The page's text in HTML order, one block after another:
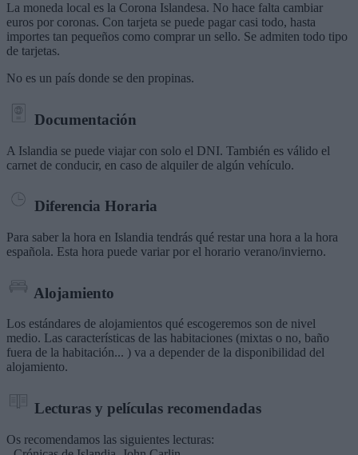
La moneda local es la Corona Islandesa. No hace falta cambiar
euros por coronas. Con tarjeta se puede pagar casi todo, hasta
importes tan pequeños como comprar un sello. Se admiten todo tipo
de tarjetas.
No es un país donde se den propinas.
Documentación
A Islandia se puede viajar con solo el DNI. También es válido el
carnet de conducir, en caso de alquiler de algún vehículo.
Diferencia Horaria
Para saber la hora en Islandia tendrás qué restar una hora a la hora
española. Esta hora puede variar por el horario verano/invierno.
Alojamiento
Los estándares de alojamientos qué escogeremos son de nivel
medio. Las características de las habitaciones (mixtas o no, baño
fuera de la habitación... ) va a depender de la disponibilidad del
alojamiento.
Lecturas y películas recomendadas
Os recomendamos las siguientes lecturas: